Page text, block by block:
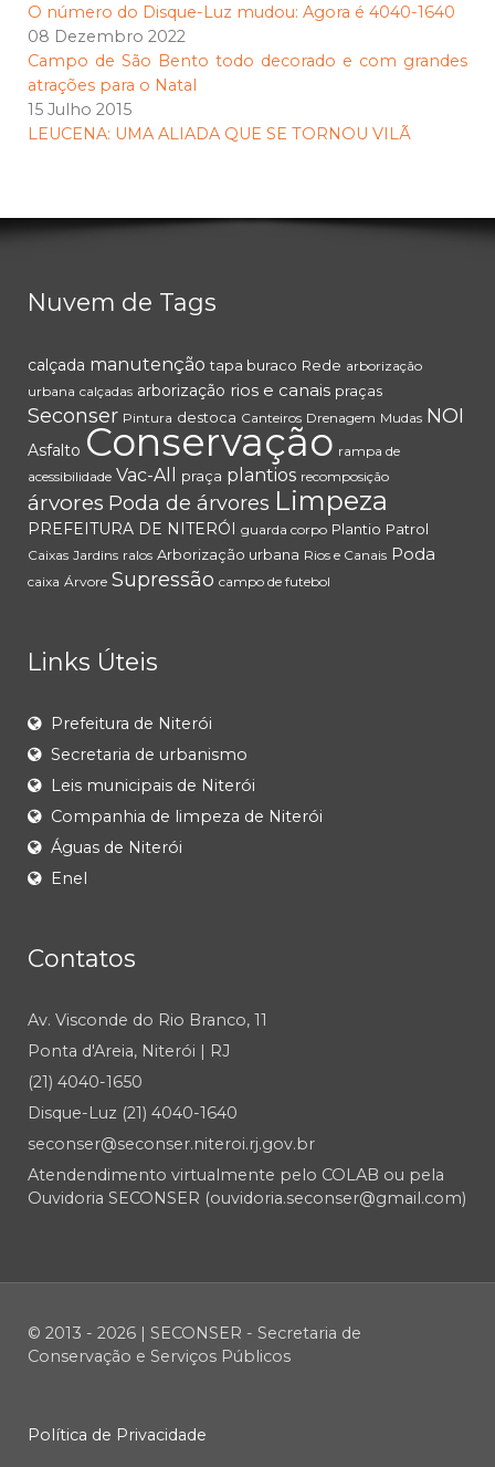
O número do Disque-Luz mudou: Agora é 4040-1640
08 Dezembro 2022
Campo de São Bento todo decorado e com grandes
atrações para o Natal
15 Julho 2015
LEUCENA: UMA ALIADA QUE SE TORNOU VILÃ
Nuvem de Tags
calçada manutenção tapa buraco Rede arborização
urbana calçadas arborização rios e canais praças
Seconser Pintura destoca Canteiros Drenagem Mudas NOI
Asfalto Conservação rampa de
acessibilidade Vac-All praça plantios recomposição
árvores Poda de árvores Limpeza
PREFEITURA DE NITERÓI guarda corpo Plantio Patrol
Caixas Jardins ralos Arborização urbana Rios e Canais Poda
caixa Árvore Supressão campo de futebol
Links Úteis
Prefeitura de Niterói
Secretaria de urbanismo
Leis municipais de Niterói
Companhia de limpeza de Niterói
Águas de Niterói
Enel
Contatos
Av. Visconde do Rio Branco, 11
Ponta d'Areia, Niterói | RJ
(21) 4040-1650
Disque-Luz (21) 4040-1640
seconser@seconser.niteroi.rj.gov.br
Atendendimento virtualmente pelo COLAB ou pela
Ouvidoria SECONSER (ouvidoria.seconser@gmail.com)
© 2013 - 2026 | SECONSER - Secretaria de
Conservação e Serviços Públicos
Política de Privacidade